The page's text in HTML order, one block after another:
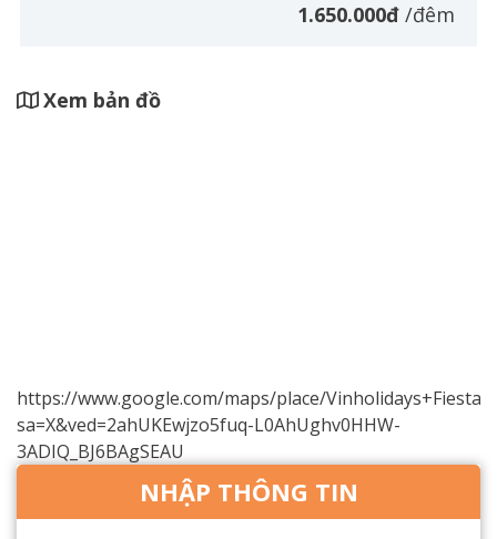
1.650.000đ /đêm
Xem bản đồ
https://www.google.com/maps/place/
sa=X&ved=2ahUKEwjzo5fuq-L0AhUghv0HHW-
3ADIQ_BJ6BAgSEAU
NHẬP THÔNG TIN